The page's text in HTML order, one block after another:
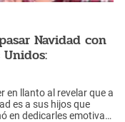
Navidad con
en llanto al revelar que a
es a sus hijos que
en dedicarles emotivas